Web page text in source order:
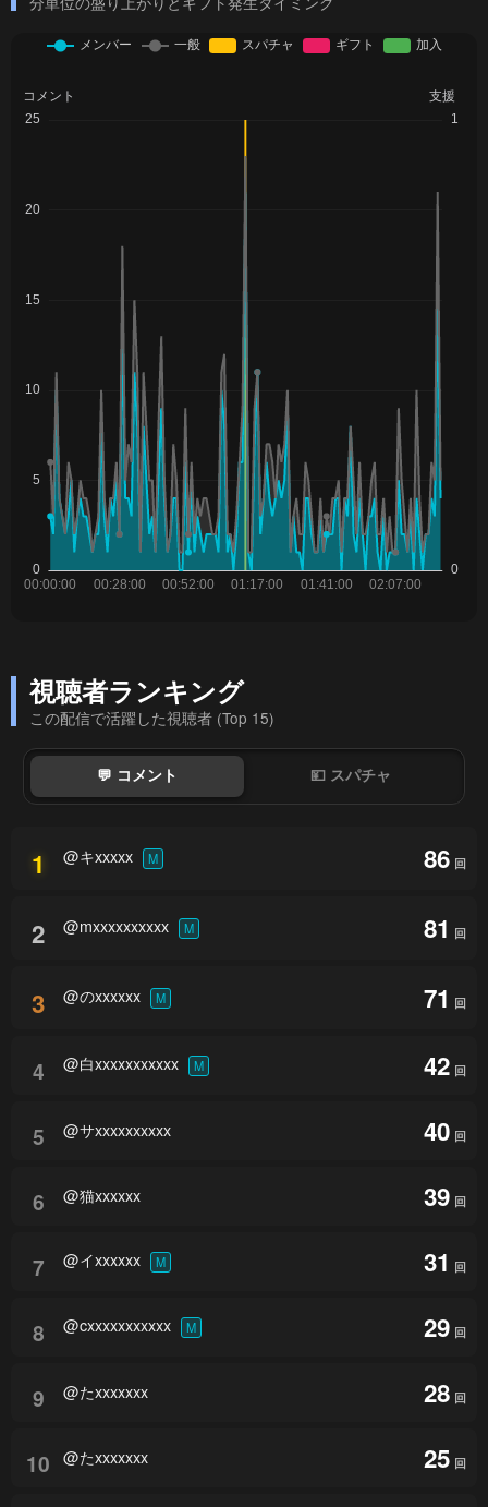
視聴者ランキング
この配信で活躍した視聴者 (Top 15)
💬 コメント 💴 スパチャ
1 @キxxxxx M 86 回
2 @mxxxxxxxxxx M 81 回
3 @のxxxxxx M 71 回
4 @白xxxxxxxxxxx M 42 回
5 @サxxxxxxxxxx 40 回
6 @猫xxxxxx 39 回
7 @イxxxxxx M 31 回
8 @cxxxxxxxxxxx M 29 回
9 @たxxxxxxx 28 回
10 @たxxxxxxx 25 回